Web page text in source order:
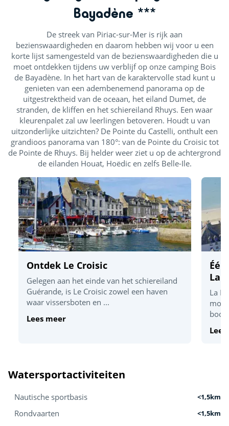
Bayadène ***
De streek van Piriac-sur-Mer is rijk aan
bezienswaardigheden en daarom hebben wij voor u een
korte lijst samengesteld van de bezienswaardigheden die u
moet ontdekken tijdens uw verblijf op onze camping Bois
de Bayadène. In het hart van de karaktervolle stad kunt u
genieten van een adembenemend panorama op de
uitgestrektheid van de oceaan, het eiland Dumet, de
stranden, de kliffen en het schiereiland Rhuys. Een waar
kleurenpalet zal uw leerlingen betoveren. Houdt u van
uitzonderlijke uitzichten? De Pointe du Castelli, onthult een
grandioos panorama van 180°: van de Pointe du Croisic tot
de Pointe de Rhuys. Bij helder weer ziet u op de achtergrond
de eilanden Houat, Hoëdic en zelfs Belle-Ile.
Ontdek Le Croisic
Gelegen aan het einde van het schiereiland
Guérande, is Le Croisic zowel een haven
waar vissersboten en ...
Lees meer
La
La
Watersportactiviteiten
Nautische sportbasis <1,5km
Rondvaarten <1,5km